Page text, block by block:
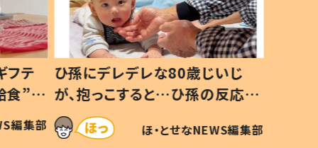
フテ
食”を
の親
編集部
ひ孫にデレデレな80歳じいじ
が、抱っこすると…ひ孫の反応に
「涙が出ました」「可愛くて仕方な
い」
ほ・とせなNEWS編集部